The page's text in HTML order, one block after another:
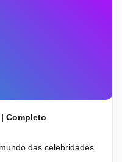
Completo
das celebridades